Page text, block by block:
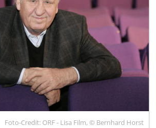
Foto-Credit: ORF - Lisa Film, © Bernhard Horst